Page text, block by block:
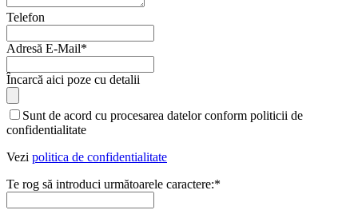
Telefon
Adresă E-Mail*
Încarcă aici poze cu detalii
Sunt de acord cu procesarea datelor conform politicii de
confidentialitate
Vezi politica de confidentialitate
Te rog să introduci următoarele caractere:*